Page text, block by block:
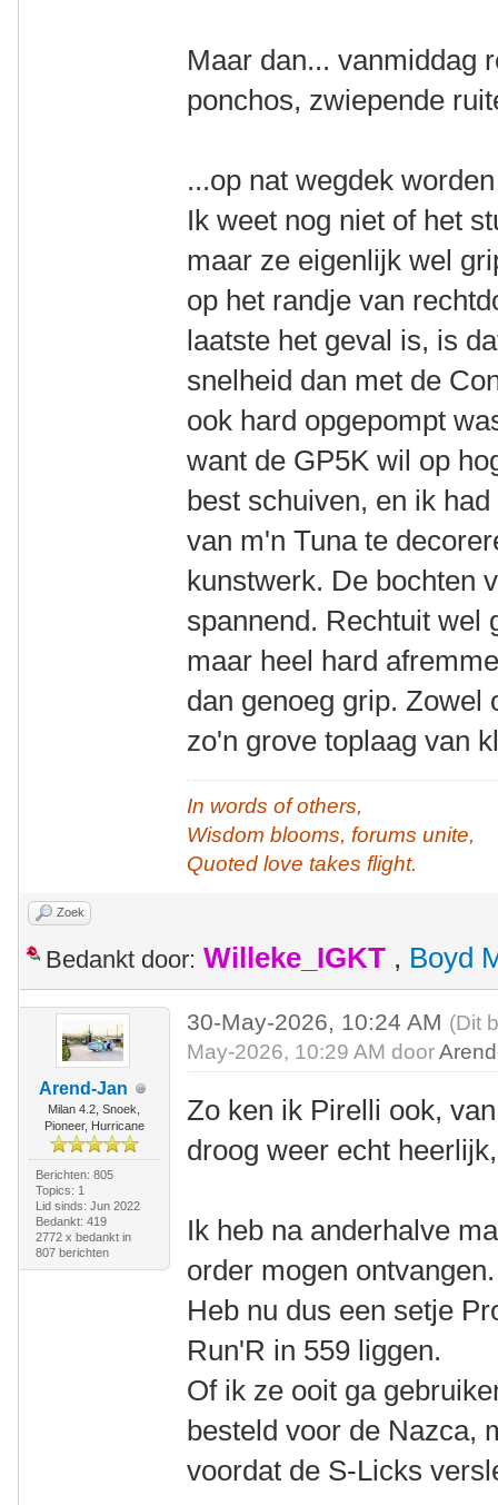
Maar dan... vanmiddag
ponchos, zwiepende
...op nat wegdek
Ik weet nog niet of het
maar ze eigenlijk wel
op het randje van
laatste het geval is, is
snelheid dan met de
ook hard opgepompt
want de GP5K wil op
best schuiven, en ik
van m'n Tuna te
kunstwerk. De bochten
spannend. Rechtuit wel
maar heel hard
dan genoeg grip. Zowel
zo'n grove toplaag van
In words of others,
Wisdom blooms, forums unite,
Quoted love takes flight.
Zoek
Bedankt door: Willeke_IGKT , Boyd
Arend-Jan
Milan 4.2, Snoek,
Pioneer, Hurricane
Berichten: 805
Topics: 1
Lid sinds: Jun 2022
Bedankt: 419
2772 x bedankt in
807 berichten
30-May-2026, 10:24 AM (Dit
May-2026, 10:29 AM door
Zo ken ik Pirelli ook,
droog weer echt
Ik heb na anderhalve
order mogen
Heb nu dus een setje
Run'R in 559 liggen.
Of ik ze ooit ga
besteld voor de Nazca,
voordat de S-Licks